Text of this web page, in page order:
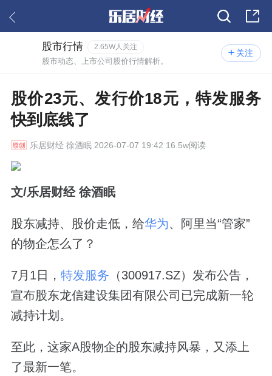
关注
股市行情 2.65W人关注
股市动态、上市公司股价行情解析。
股价23元、发行价18元，特发服务
快到底线了
乐居财经徐酒眠 2026-07-07 19:42 16.5w阅读
文/乐居财经 徐酒眠
股东减持、股价走低，给华为、阿里当“管家”
的物企怎么了？
7月1日， 特发服务 （300917.SZ）发布公告，
宣布股东龙信建设集团有限公司已完成新一轮
减持计划。
至此，这家A股物企的股东减持风暴，又添上
了最新一笔。